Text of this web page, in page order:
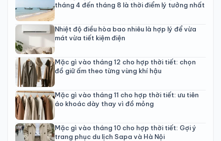
tháng 4 đến tháng 8 là thời điểm lý tưởng nhất
Nhiệt độ điều hòa bao nhiêu là hợp lý để vừa
mát vừa tiết kiệm điện
Mặc gì vào tháng 12 cho hợp thời tiết: chọn
đồ giữ ấm theo từng vùng khí hậu
Mặc gì vào tháng 11 cho hợp thời tiết: ưu tiên
áo khoác dày thay vì đồ mỏng
Mặc gì vào tháng 10 cho hợp thời tiết: Gợi ý
trang phục du lịch Sapa và Hà Nội